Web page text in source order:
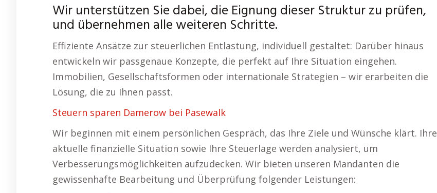
Wir unterstützen Sie dabei, die Eignung dieser Struktur zu prüfen,
und übernehmen alle weiteren Schritte.
Effiziente Ansätze zur steuerlichen Entlastung, individuell gestaltet: Darüber hinaus
entwickeln wir passgenaue Konzepte, die perfekt auf Ihre Situation eingehen.
Immobilien, Gesellschaftsformen oder internationale Strategien – wir erarbeiten die
Lösung, die zu Ihnen passt.
Steuern sparen Damerow bei Pasewalk
Wir beginnen mit einem persönlichen Gespräch, das Ihre Ziele und Wünsche klärt. Ihre
aktuelle finanzielle Situation sowie Ihre Steuerlage werden analysiert, um
Verbesserungsmöglichkeiten aufzudecken. Wir bieten unseren Mandanten die
gewissenhafte Bearbeitung und Überprüfung folgender Leistungen: